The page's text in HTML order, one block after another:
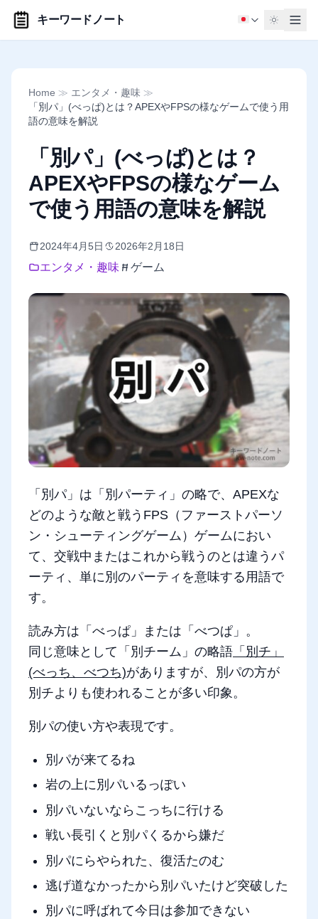
キーワードノート
Home ≫ エンタメ・趣味 ≫
「別パ」(べっぱ)とは？APEXやFPSの様なゲームで使う用
語の意味を解説
「別パ」(べっぱ)とは？
APEXやFPSの様なゲーム
で使う用語の意味を解説
2024年4月5日 2026年2月18日
エンタメ・趣味 ゲーム
「別パ」は「別パーティ」の略で、APEXな
どのような敵と戦うFPS（ファーストパーソ
ン・シューティングゲーム）ゲームにおい
て、交戦中またはこれから戦うのとは違うパ
ーティ、単に別のパーティを意味する用語で
す。
読み方は「べっぱ」または「べつぱ」。
同じ意味として「別チーム」の略語 「別チ」
(べっち、べつち)がありますが、別パの方が
別チよりも使われることが多い印象。
別パの使い方や表現です。
別パが来てるね
岩の上に別パいるっぽい
別パいないならこっちに行ける
戦い長引くと別パくるから嫌だ
別パにらやられた、復活たのむ
逃げ道なかったから別パいたけど突破した
別パに呼ばれて今日は参加できない